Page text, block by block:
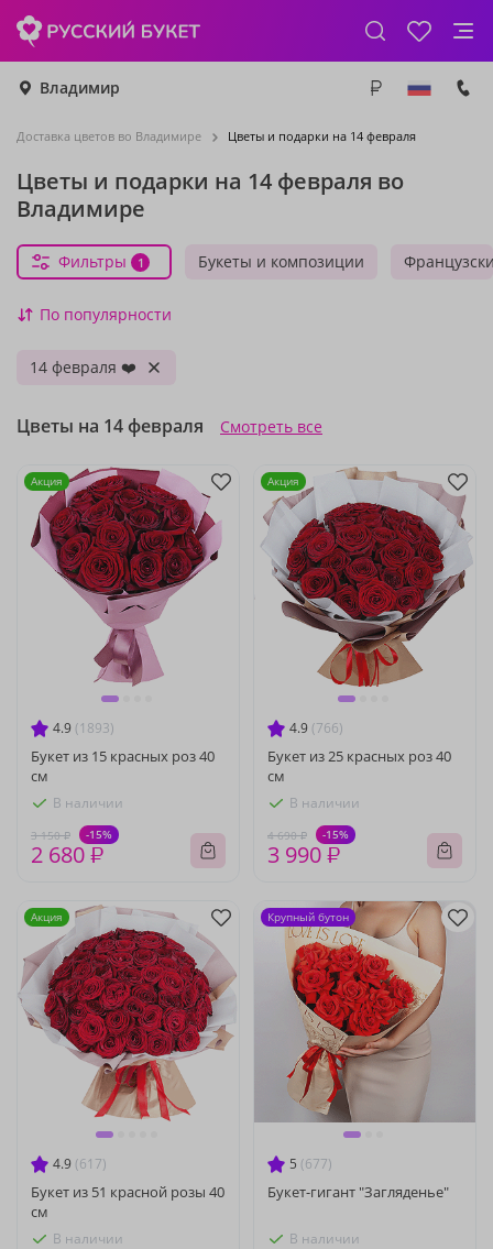
Владимир
Доставка цветов во Владимире Цветы и подарки на 14 февраля
Цветы и подарки на 14 февраля во
Владимире
Букеты и композиции
Фильтры 1
По популярности
14 февраля ❤️
Цветы на 14 февраля Смотреть все
4.9 (1893)
Букет из 15 красных роз 40
см
В наличии
3 150 ₽ -15%
2 680 ₽
Акция
4.9 (766)
Букет из 25 красных роз 40
см
В наличии
4 690 ₽ -15%
3 990 ₽
Акция
4.9 (617)
Букет из 51 красной розы 40
см
В наличии
Акция
5 (677)
Букет-гигант "Загляденье"
В наличии
Крупный бутон